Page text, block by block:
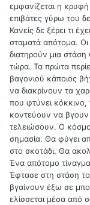
εμφανίζεται η κρυφή
επιβάτες γύρω του
Κανείς δε ξέρει τι
σταματά απότομα. Οι
διατηρούν μια
τώρα. Τα πρώτα
βαγονιού κάποιος
να διακρίνουν τα
που φτύνει
κοντεύουν να
τελειώσουν. Ο
σημασία. Θα φύγει
στο σκοτάδι. Θα
Ένα απότομο
Έφτασε στη στάση
βγαίνουν έξω σε
ελίσσεται μέσα από